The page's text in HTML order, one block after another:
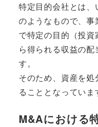
特定目的会社とは
のようなもので、事
で特定の目的（投
ら得られる収益の
す。
そのため、 資産を処
ることとなっていま
M&Aにおける